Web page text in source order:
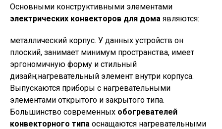
Основными конструктивными элементами
электрических конвекторов для дома являются:
металлический корпус. У данных устройств он
плоский, занимает минимум пространства, имеет
эргономичную форму и стильный
дизайн;нагревательный элемент внутри корпуса.
Выпускаются приборы с нагревательными
элементами открытого и закрытого типа.
Большинство современных обогревателей
конвекторного типа оснащаются нагревательными